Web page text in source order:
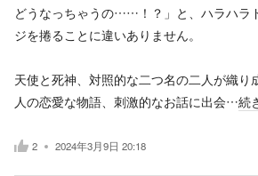
どうなっちゃうの……！？」と、ハラハラ
ジを捲ることに違いありません。
天使と死神、対照的な二つ名の二人が織り
人の恋愛な物語、刺激的なお話に出会…続
2 2024年3月9日 20:18